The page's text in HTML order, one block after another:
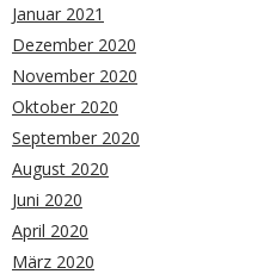
Januar 2021
Dezember 2020
November 2020
Oktober 2020
September 2020
August 2020
Juni 2020
April 2020
März 2020